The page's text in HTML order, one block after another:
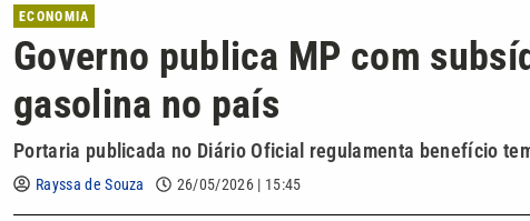
ECONOMIA
Governo publica MP com
gasolina no país
Portaria publicada no Diário Oficial regulamenta benefício
Rayssa de Souza 26/05/2026 | 15:45